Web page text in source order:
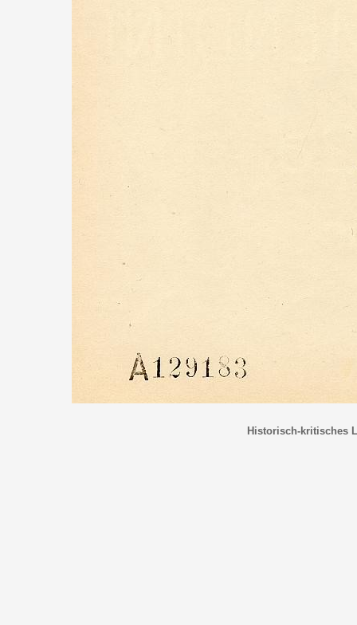
Historisch-kritisches